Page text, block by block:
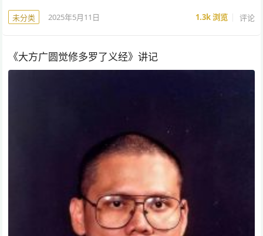
未分类 2025年5月11日 1.3k浏览 评论
《大方广圆觉修多罗了义经》讲记